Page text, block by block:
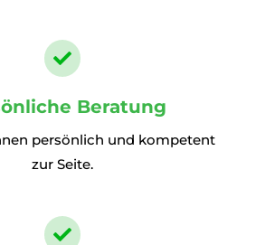

Beratung
persönlich und kompetent
zur Seite.
